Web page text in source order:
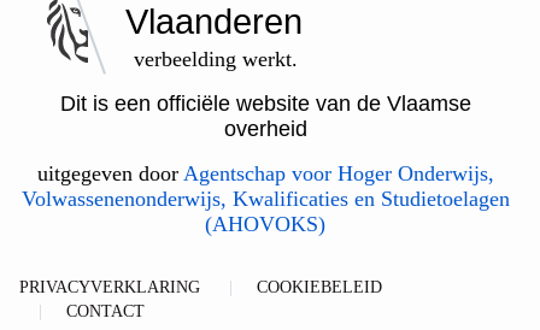
Vlaanderen
verbeelding werkt.
Dit is een officiële website van de Vlaamse
overheid
uitgegeven door Agentschap voor Hoger Onderwijs,
Volwassenenonderwijs, Kwalificaties en Studietoelagen
(AHOVOKS)
PRIVACYVERKLARING
COOKIEBELEID
CONTACT